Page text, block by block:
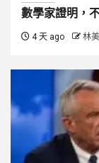
數學家證明，
4 天 ago 林